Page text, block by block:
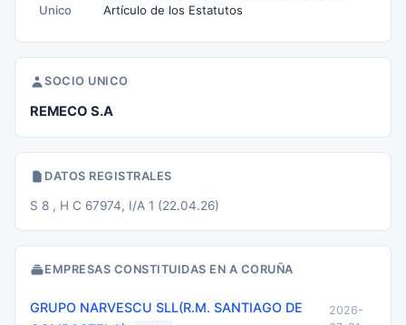
Unico
Artículo de los Estatutos
SOCIO UNICO
REMECO S.A
DATOS REGISTRALES
S 8 , H C 67974, I/A 1 (22.04.26)
EMPRESAS CONSTITUIDAS EN A CORUÑA
GRUPO NARVESCU SLL(R.M. SANTIAGO DE
2026-